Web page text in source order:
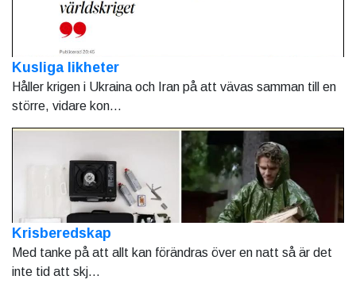
Kusliga likheter
Håller krigen i Ukraina och Iran på att vävas samman till en
större, vidare kon...
Krisberedskap
Med tanke på att allt kan förändras över en natt så är det
inte tid att skj...